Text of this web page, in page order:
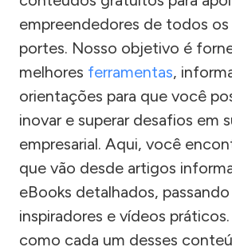
empreendedores de todos
portes. Nosso objetivo é
melhores ferramentas,
orientações para que você
inovar e superar desafios em
empresarial. Aqui, você
que vão desde artigos
eBooks detalhados,
inspiradores e vídeos
como cada um desses